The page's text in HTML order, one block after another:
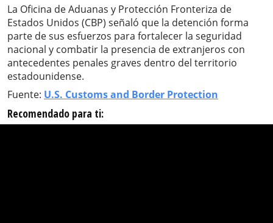
La Oficina de Aduanas y Protección Fronteriza de
Estados Unidos (CBP) señaló que la detención forma
parte de sus esfuerzos para fortalecer la seguridad
nacional y combatir la presencia de extranjeros con
antecedentes penales graves dentro del territorio
estadounidense.
Fuente: U.S. Customs and Border Protection
Recomendado para ti: